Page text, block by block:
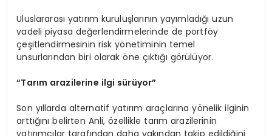
Uluslararası yatırım kuruluşlarının yayımladığı uzun
vadeli piyasa değerlendirmelerinde de portföy
çeşitlendirmesinin risk yönetiminin temel
unsurlarından biri olarak öne çıktığı görülüyor.
“Tarım arazilerine ilgi sürüyor”
Son yıllarda alternatif yatırım araçlarına yönelik ilginin
arttığını belirten Anli, özellikle tarım arazilerinin
yatırımcılar tarafından daha yakından takip edildiğini